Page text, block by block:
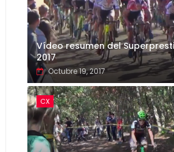
Vídeo resumen del
2017
Octubre 19, 2017
CX